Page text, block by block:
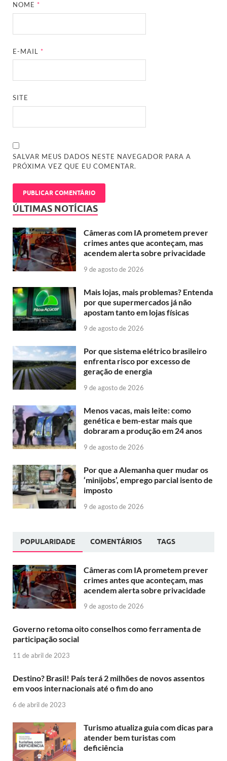
NOME*
E-MAIL*
SITE
SALVAR MEUS DADOS NESTE NAVEGADOR PARA A
PRÓXIMA VEZ QUE EU COMENTAR.
ÚLTIMAS NOTÍCIAS
Câmeras com IA prometem prever
crimes antes que aconteçam, mas
acendem alerta sobre privacidade
9 de agosto de 2026
Mais lojas, mais problemas? Entenda
por que supermercados já não
apostam tanto em lojas físicas
9 de agosto de 2026
Por que sistema elétrico brasileiro
enfrenta risco por excesso de
geração de energia
9 de agosto de 2026
Menos vacas, mais leite: como
genética e bem-estar mais que
dobraram a produção em 24 anos
9 de agosto de 2026
Por que a Alemanha quer mudar os
‘minijobs’, emprego parcial isento de
imposto
9 de agosto de 2026
POPULARIDADE COMENTÁRIOS TAGS
Câmeras com IA prometem prever
crimes antes que aconteçam, mas
acendem alerta sobre privacidade
9 de agosto de 2026
Governo retoma oito conselhos como ferramenta de
participação social
11 de abril de 2023
Destino? Brasil! País terá 2 milhões de novos assentos
em voos internacionais até o fim do ano
6 de abril de 2023
Turismo atualiza guia com dicas para
atender bem turistas com
deficiência